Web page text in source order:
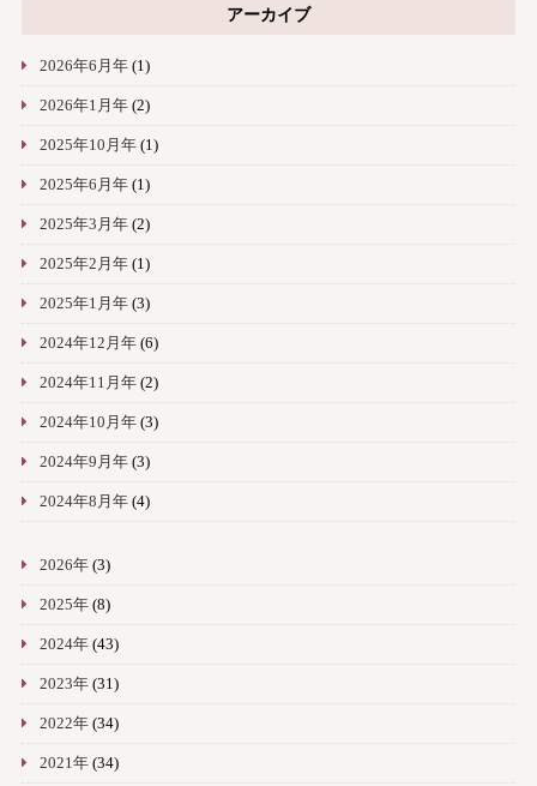
アーカイブ
2026年6月年(1)
2026年1月年(2)
2025年10月年(1)
2025年6月年(1)
2025年3月年(2)
2025年2月年(1)
2025年1月年(3)
2024年12月年(6)
2024年11月年(2)
2024年10月年(3)
2024年9月年(3)
2024年8月年(4)
2026年(3)
2025年(8)
2024年(43)
2023年(31)
2022年(34)
2021年(34)